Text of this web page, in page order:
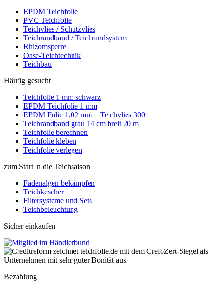
EPDM Teichfolie
PVC Teichfolie
Teichvlies / Schutzvlies
Teichrandband / Teichrandsystem
Rhizomsperre
Oase-Teichtechnik
Teichbau
Häufig gesucht
Teichfolie 1 mm schwarz
EPDM Teichfolie 1 mm
EPDM Folie 1,02 mm + Teichvlies 300
Teichrandband grau 14 cm breit 20 m
Teichfolie berechnen
Teichfolie kleben
Teichfolie verlegen
zum Start in die Teichsaison
Fadenalgen bekämpfen
Teichkescher
Filtersysteme und Sets
Teichbeleuchtung
Sicher einkaufen
Bezahlung